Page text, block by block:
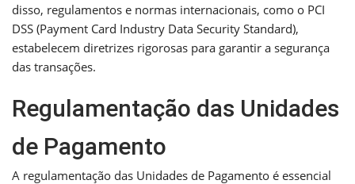
disso, regulamentos e normas internacionais, como o PCI
DSS (Payment Card Industry Data Security Standard),
estabelecem diretrizes rigorosas para garantir a segurança
das transações.
Regulamentação das Unidades
de Pagamento
A regulamentação das Unidades de Pagamento é essencial